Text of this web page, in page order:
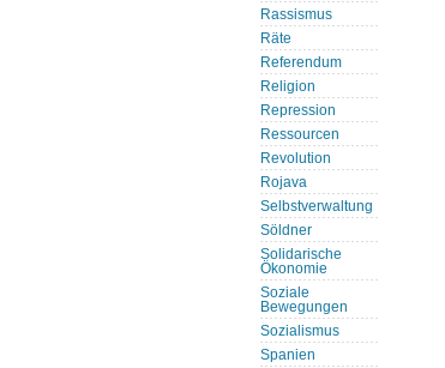
Rassismus
Räte
Referendum
Religion
Repression
Ressourcen
Revolution
Rojava
Selbstverwaltung
Söldner
Solidarische
Ökonomie
Soziale
Bewegungen
Sozialismus
Spanien